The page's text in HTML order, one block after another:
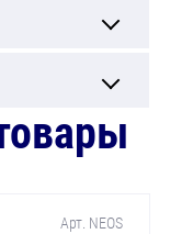
Арт. NEOS